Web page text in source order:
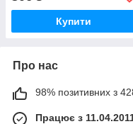
кількість 265 штук
заповнюваність 5*5 см
Купити
Про нас
98% позитивних з 428
Працює з